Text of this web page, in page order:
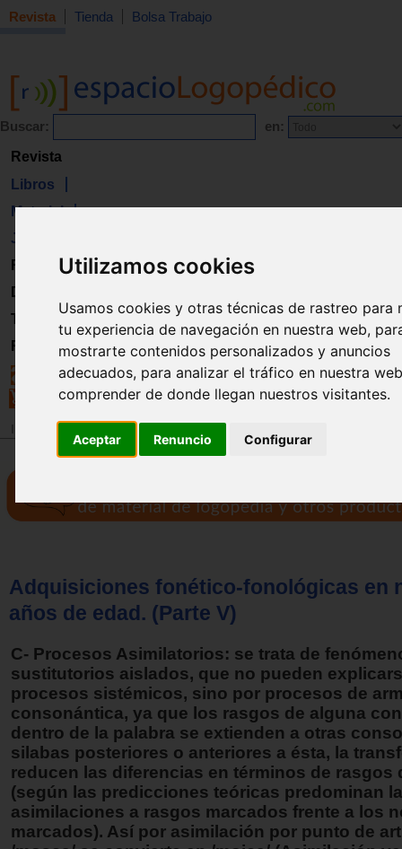
Utilizamos cookies
Usamos cookies y otras técnicas de rastreo para
tu experiencia de navegación en nuestra web,
mostrarte contenidos personalizados y anuncios
adecuados, para analizar el tráfico en nuestra
comprender de donde llegan nuestros visitantes.
Aceptar Renuncio Configurar
Revista Tienda Bolsa Trabajo
Buscar: en:
Revista
Libros
Material
Juguetes
Formación
Directorio
Trabajo
Registro
Revista
Adquisiciones fonético-fonológicas en
años de edad. (Parte V)
C- Procesos Asimilatorios: se trata de
sustitutorios aislados, que no pueden
procesos sistémicos, sino por procesos de
consonántica, ya que los rasgos de alguna
dentro de la palabra se extienden a otras
silabas posteriores o anteriores a ésta, la
reducen las diferencias en términos de rasgos
(según las predicciones teóricas predominan
asimilaciones a rasgos marcados frente a los
marcados). Así por asimilación por punto de